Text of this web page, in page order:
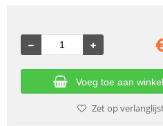
Voeg toe aan
Zet op